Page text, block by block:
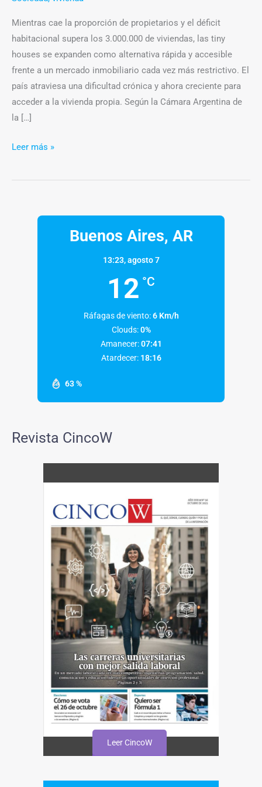
Mientras cae la proporción de propietarios y el déficit
habitacional supera los 3.000.000 de viviendas, las tiny
houses se expanden como alternativa rápida y accesible
frente a un mercado inmobiliario cada vez más restrictivo. El
país atraviesa una dificultad crónica y ahora creciente para
acceder a la vivienda propia. Según la Cámara Argentina de
la […]
Leer más »
Buenos Aires, AR
13:23,agosto 7
12 °C
63 %
Ráfagas de viento: 6 Km/h
Clouds: 0%
Amanecer: 07:41
Atardecer: 18:16
Revista CincoW
Leer CincoW